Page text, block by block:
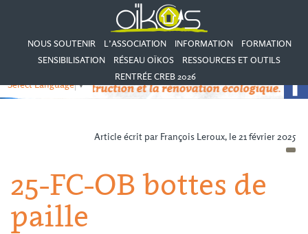
NOUS SOUTENIR L’ASSOCIATION INFORMATION
FORMATION
SENSIBILISATION
RÉSEAU OÏKOS
RESSOURCES ET OUTILS
RENTRÉE CREB 2026
Select Language▼
Article écrit par François Leroux, le 21 février 2025
25-FC-OB bottes de
paille